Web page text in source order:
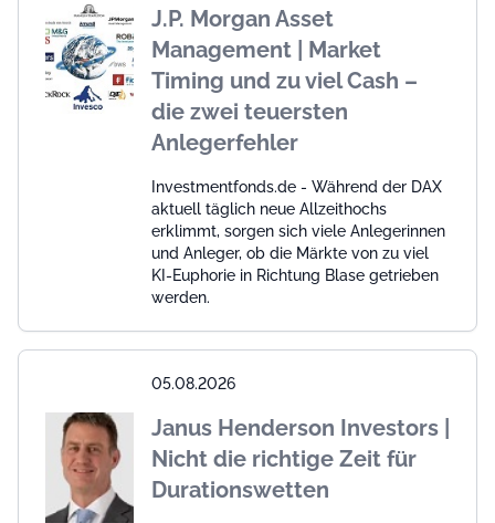
J.P. Morgan Asset
Management | Market
Timing und zu viel Cash –
die zwei teuersten
Anlegerfehler
Investmentfonds.de - Während der DAX
aktuell täglich neue Allzeithochs
erklimmt, sorgen sich viele Anlegerinnen
und Anleger, ob die Märkte von zu viel
KI-Euphorie in Richtung Blase getrieben
werden.
05.08.2026
Janus Henderson Investors |
Nicht die richtige Zeit für
Durationswetten